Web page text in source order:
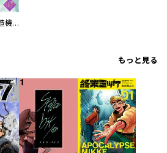
メンヘラ製造機の公爵令息（過保護）が溺愛してきます
もっと見る